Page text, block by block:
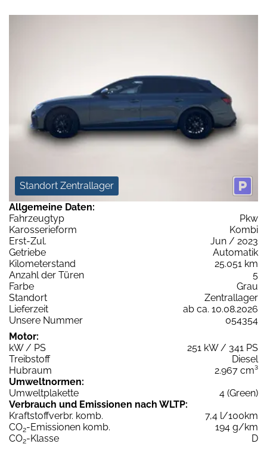
Standort Zentrallager
Allgemeine Daten:
Fahrzeugtyp
Pkw
Karosserieform
Kombi
Erst-Zul.
Jun / 2023
Getriebe
Automatik
Kilometerstand
25.051 km
Anzahl der Türen
5
Farbe
Grau
Standort
Zentrallager
Lieferzeit
ab ca. 10.08.2026
Unsere Nummer
054354
Motor:
kW / PS
251 kW / 341 PS
Treibstoff
Diesel
Hubraum
2.967 cm³
Umweltnormen:
Umweltplakette
4 (Green)
Verbrauch und Emissionen nach WLTP:
Kraftstoffverbr. komb.
7,4 l/100km
CO2-Emissionen komb.
194 g/km
CO2-Klasse
D